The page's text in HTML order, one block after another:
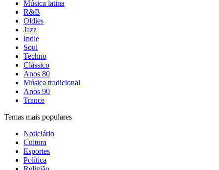
Música latina
R&B
Oldies
Jazz
Indie
Soul
Techno
Clássico
Anos 80
Música tradicional
Anos 90
Trance
Temas mais populares
Noticiário
Cultura
Esportes
Política